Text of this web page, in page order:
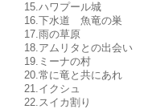
15.ハワプール城
16.下水道 魚竜の巣
17.雨の草原
18.アムリタとの出会い
19.ミーナの村
20.常に竜と共にあれ
21.イクシュ
22.スイカ割り